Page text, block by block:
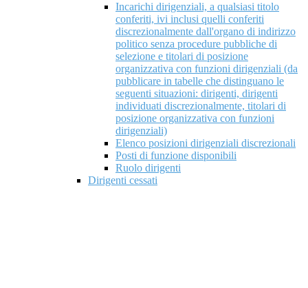
Incarichi dirigenziali, a qualsiasi titolo
conferiti, ivi inclusi quelli conferiti
discrezionalmente dall'organo di indirizzo
politico senza procedure pubbliche di
selezione e titolari di posizione
organizzativa con funzioni dirigenziali (da
pubblicare in tabelle che distinguano le
seguenti situazioni: dirigenti, dirigenti
individuati discrezionalmente, titolari di
posizione organizzativa con funzioni
dirigenziali)
Elenco posizioni dirigenziali discrezionali
Posti di funzione disponibili
Ruolo dirigenti
Dirigenti cessati